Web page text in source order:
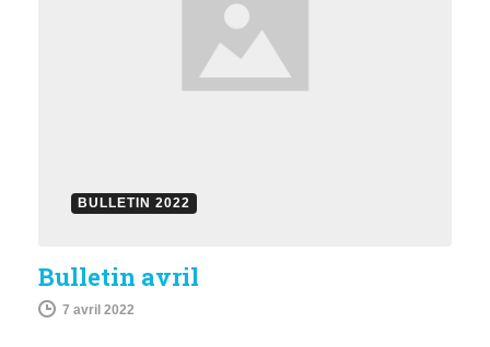
BULLETIN 2022
Bulletin avril
7 avril 2022